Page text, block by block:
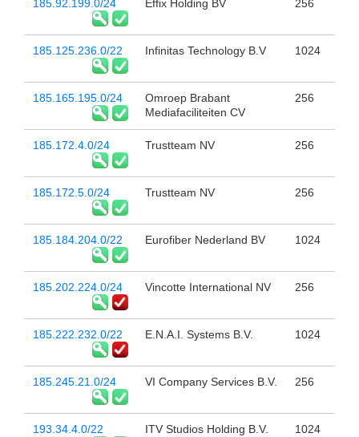
185.92.199.0/24 Effix Holding BV 256
185.125.236.0/22 Infinitas Technology B.V 1024
185.165.195.0/24
Omroep Brabant
Mediafaciliteiten CV
256
185.172.4.0/24 Trustteam NV 256
185.172.5.0/24 Trustteam NV 256
185.184.204.0/22 Eurofiber Nederland BV 1024
185.202.224.0/24 Vincotte International NV 256
185.222.232.0/22 E.N.A.I. Systems B.V. 1024
185.245.21.0/24 VI Company Services B.V. 256
193.34.4.0/22 ITV Studios Holding B.V. 1024